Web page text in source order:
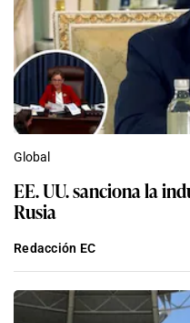
Global
EE. UU. sanciona la
Rusia
Redacción EC